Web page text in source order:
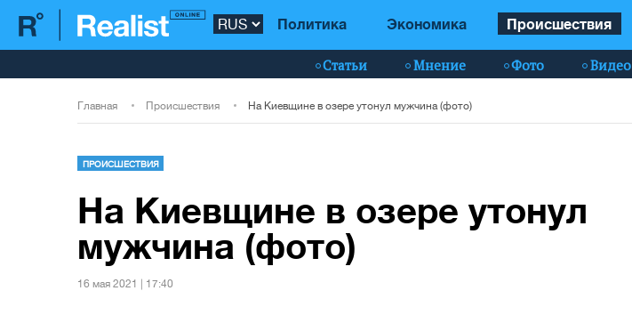
Политика Экономика Происшествия
Статьи Мнение Фото Видео
Главная Происшествия На Киевщине в озере утонул мужчина (фото)
ПРОИСШЕСТВИЯ
На Киевщине в озере утонул
мужчина (фото)
16 мая 2021 | 17:40